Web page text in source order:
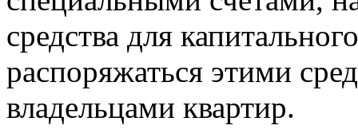
средства для
распоряжаться этими
владельцами квартир.